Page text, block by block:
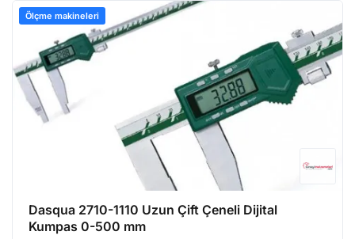
Ölçme makineleri
Dasqua 2710-1110 Uzun Çift Çeneli Dijital
Kumpas 0-500 mm